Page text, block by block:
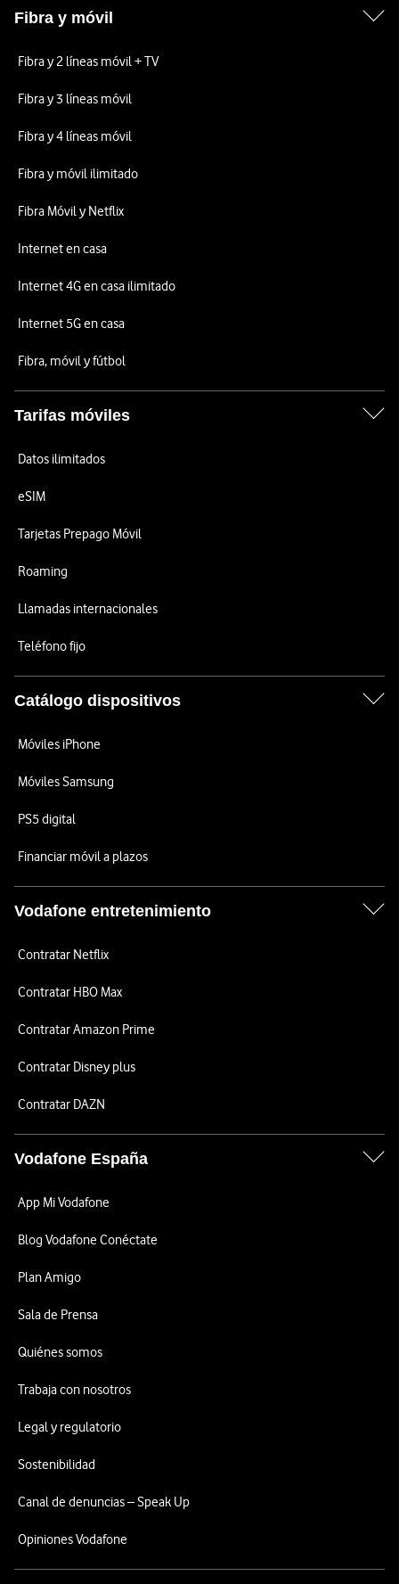
Fibra y móvil
Fibra y 2 líneas móvil + TV
Fibra y 3 líneas móvil
Fibra y 4 líneas móvil
Fibra y móvil ilimitado
Fibra Móvil y Netflix
Internet en casa
Internet 4G en casa ilimitado
Internet 5G en casa
Fibra, móvil y fútbol
Tarifas móviles
Datos ilimitados
eSIM
Tarjetas Prepago Móvil
Roaming
Llamadas internacionales
Teléfono fijo
Catálogo dispositivos
Móviles iPhone
Móviles Samsung
PS5 digital
Financiar móvil a plazos
Vodafone entretenimiento
Contratar Netflix
Contratar HBO Max
Contratar Amazon Prime
Contratar Disney plus
Contratar DAZN
Vodafone España
App Mi Vodafone
Blog Vodafone Conéctate
Plan Amigo
Sala de Prensa
Quiénes somos
Trabaja con nosotros
Legal y regulatorio
Sostenibilidad
Canal de denuncias – Speak Up
Opiniones Vodafone